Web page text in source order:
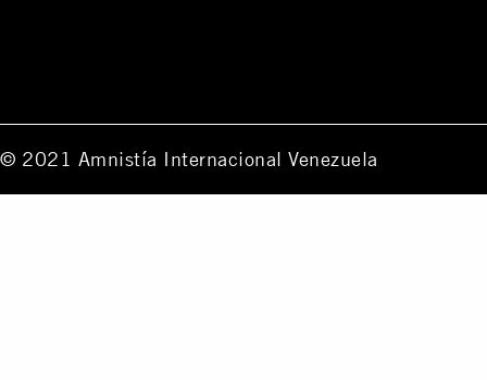
© 2021 Amnistía Internacional Venezuela